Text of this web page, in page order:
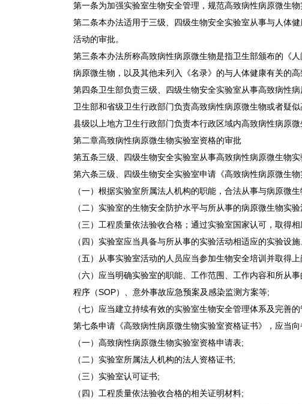
第一条为加强实验室生物安全管理，规范高致病性病原微生
第二条本办法适用于三级、四级生物安全实验室从事与人体
活动的审批。
第三条本办法所称高致病性病原微生物是指卫生部颁布的《
病原微生物，以及其他未列入《名录》的与人体健康有关的
第四条卫生部负责三级、四级生物安全实验室从事高致病性病
卫生部和省级卫生行政部门负责高致病性病原微生物或者疑
县级以上地方卫生行政部门负责本行政区域内高致病性病原
第二章高致病性病原微生物实验室资格的审批
第五条三级、四级生物安全实验室从事高致病性病原微生物
第六条三级、四级生物安全实验室申请《高致病性病原微生
（一）根据实验室所属法人机构的职能，合法从事与病原微
（二）实验室的生物安全防护水平与所从事的病原微生物实
（三）工程质量依法验收合格；通过实验室国家认可，取得
（四）实验室应当具备与所从事的实验活动相适应的实验设
（五）从事实验室活动的人员应当参加生物安全培训并取得
（六）应当明确实验室的职能、工作范围、工作内容和所从
程序（SOP）、意外事故应急预案及感染监测方案等;
（七）应当建立持续有效的实验室生物安全管理体系及完善的
第七条申请《高致病性病原微生物实验室资格证书》，应当
（一）高致病性病原微生物实验室资格申请表;
（二）实验室所属法人机构的法人资格证书;
（三）实验室认可证书;
（四）工程质量依法验收合格的相关证明材料;